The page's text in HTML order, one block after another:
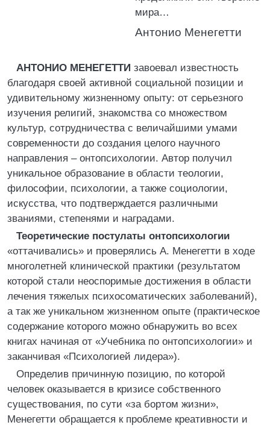
мира…
Антонио Менегетти
АНТОНИО МЕНЕГЕТТИ завоевал известность
благодаря своей активной социальной позиции и
удивительному жизненному опыту: от серьезного
изучения религий, знакомства со множеством
культур, сотрудничества с величайшими умами
современности до создания целого научного
направления – онтопсихологии. Автор получил
уникальное образование в области теологии,
философии, психологии, а также социологии,
искусства, что подтверждается различными
званиями, степенями и наградами.
Теоретические постулаты онтопсихологии
«оттачивались» и проверялись А. Менегетти в ходе
многолетней клинической практики (результатом
которой стали неоспоримые достижения в области
лечения тяжелых психосоматических заболеваний),
а так же уникальном жизненном опыте (практическое
содержание которого можно обнаружить во всех
книгах начиная от «Учебника по онтопсихологии» и
заканчивая «Психологией лидера»).
Определив причинную позицию, по которой
человек оказывается в кризисе собственного
существования, по сути «за бортом жизни»,
Менегетти обращается к проблеме креативности и